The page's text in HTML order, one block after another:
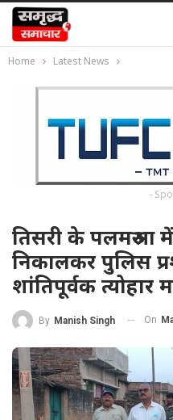
Home Latest News
-
तिसरी के पलमरुआ
निकालकर पुलिस
शांतिपूर्वक
By Manish Singh On